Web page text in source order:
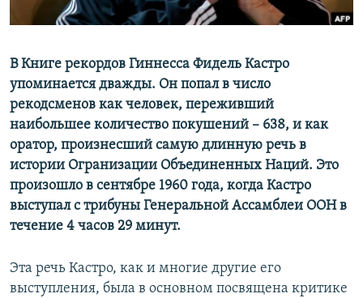
Հայերեն
English
Русский
Все сайты Радио Азатутюн
В Книге рекордов Гиннесса Фидель Кастро
упоминается дважды. Он попал в число
рекодсменов как человек, переживший
наибольшее количество покушений – 638, и как
оратор, произнесший самую длинную речь в
истории Огранизации Объединенных Наций. Это
произошло в сентябре 1960 года, когда Кастро
выступал с трибуны Генеральной Ассамблеи ООН в
течение 4 часов 29 минут.
Эта речь Кастро, как и многие другие его
выступления, была в основном посвящена критике